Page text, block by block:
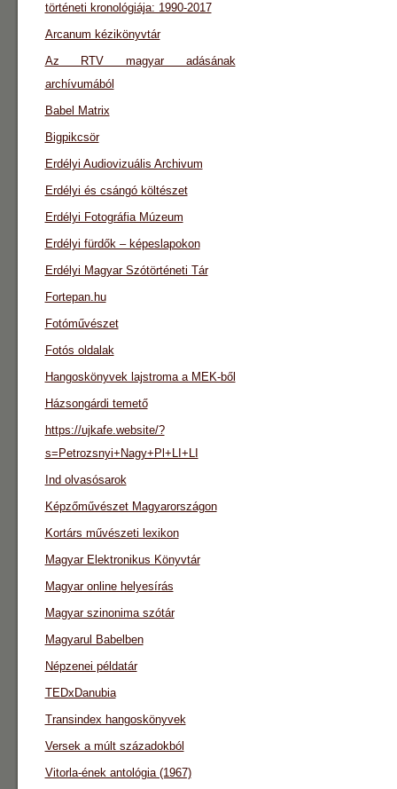
történeti kronológiája: 1990-2017
Arcanum kézikönyvtár
Az RTV magyar adásának
archívumából
Babel Matrix
Bigpikcsör
Erdélyi Audiovizuális Archivum
Erdélyi és csángó költészet
Erdélyi Fotográfia Múzeum
Erdélyi fürdők – képeslapokon
Erdélyi Magyar Szótörténeti Tár
Fortepan.hu
Fotóművészet
Fotós oldalak
Hangoskönyvek lajstroma a MEK-ből
Házsongárdi temető
https://ujkafe.website/?
s=Petrozsnyi+Nagy+Pl+LI+LI
Ind olvasósarok
Képzőművészet Magyarországon
Kortárs művészeti lexikon
Magyar Elektronikus Könyvtár
Magyar online helyesírás
Magyar szinonima szótár
Magyarul Babelben
Népzenei példatár
TEDxDanubia
Transindex hangoskönyvek
Versek a múlt századokból
Vitorla-ének antológia (1967)